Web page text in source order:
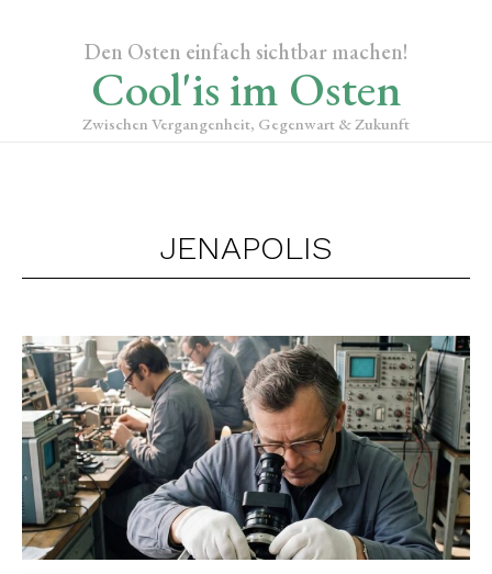
Den Osten einfach sichtbar machen!
Cool'is im Osten
Zwischen Vergangenheit, Gegenwart & Zukunft
JENAPOLIS